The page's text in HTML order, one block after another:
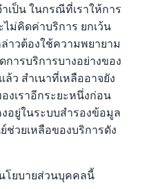
เป็น ในกรณีที่เราให้การ
ไม่คิดค่าบริการ ยกเว้น
าวต้องใช้ความพยายาม
การบริการบางอย่างของ
ว สำเนาที่เหลืออาจยัง
งเราอีกระยะหนึ่งก่อน
อยู่ในระบบสำรองข้อมูล
ช่วยเหลือของบริการดัง
โยบายส่วนบุคคลนี้